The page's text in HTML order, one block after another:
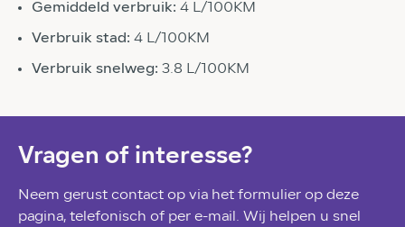
Gemiddeld verbruik: 4 L/100KM
Verbruik stad: 4 L/100KM
Verbruik snelweg: 3.8 L/100KM
Vragen of interesse?
Neem gerust contact op via het formulier op deze
pagina, telefonisch of per e-mail. Wij helpen u snel